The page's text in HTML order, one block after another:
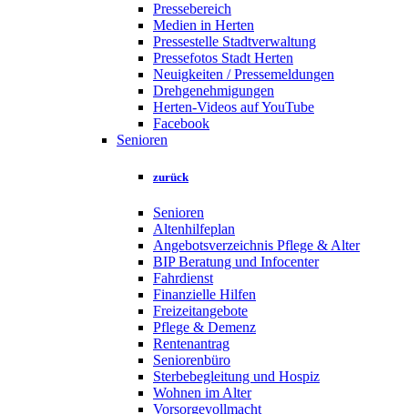
Pressebereich
Medien in Herten
Pressestelle Stadtverwaltung
Pressefotos Stadt Herten
Neuigkeiten / Pressemeldungen
Drehgenehmigungen
Herten-Videos auf YouTube
Facebook
Senioren
zurück
Senioren
Altenhilfeplan
Angebotsverzeichnis Pflege & Alter
BIP Beratung und Infocenter
Fahrdienst
Finanzielle Hilfen
Freizeitangebote
Pflege & Demenz
Rentenantrag
Seniorenbüro
Sterbebegleitung und Hospiz
Wohnen im Alter
Vorsorgevollmacht